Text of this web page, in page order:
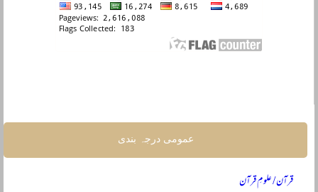
عمومی درجہ بندی
قرآن / علومِ قرآن